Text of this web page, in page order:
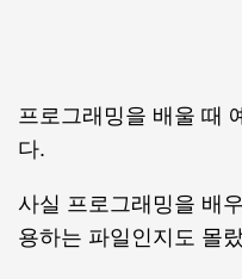
프로그래밍을 배울 때
다.
사실 프로그래밍을 배
용하는 파일인지도 몰